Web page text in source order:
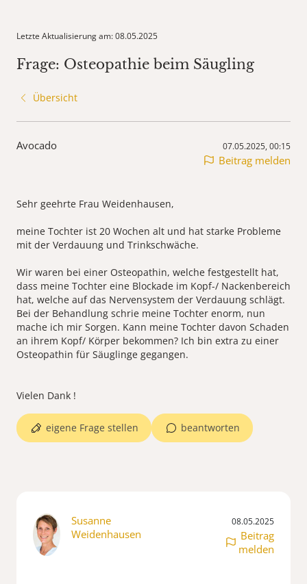
Letzte Aktualisierung am: 08.05.2025
Frage: Osteopathie beim Säugling
Übersicht
Avocado 07.05.2025, 00:15
Beitrag melden
Sehr geehrte Frau Weidenhausen,
meine Tochter ist 20 Wochen alt und hat starke Probleme
mit der Verdauung und Trinkschwäche.
Wir waren bei einer Osteopathin, welche festgestellt hat,
dass meine Tochter eine Blockade im Kopf-/ Nackenbereich
hat, welche auf das Nervensystem der Verdauung schlägt.
Bei der Behandlung schrie meine Tochter enorm, nun
mache ich mir Sorgen. Kann meine Tochter davon Schaden
an ihrem Kopf/ Körper bekommen? Ich bin extra zu einer
Osteopathin für Säuglinge gegangen.
beantworten
eigene Frage stellen
Susanne
Weidenhausen
08.05.2025
Beitrag
melden